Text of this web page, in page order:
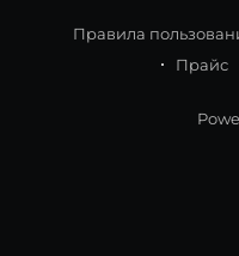
заинтересовался
Правила
Прайс